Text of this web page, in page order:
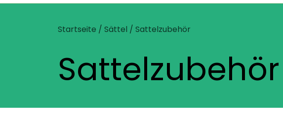
Startseite / Sättel / Sattelzubehör
Sattelzubehör